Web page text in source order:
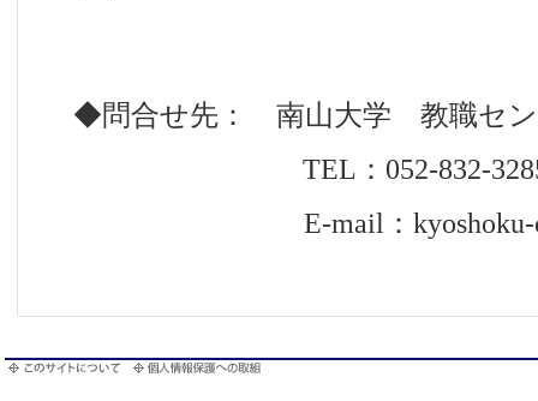
◆問合せ先： 南山大学 教職セン
TEL：052-832-
E-mail：kyoshoku-